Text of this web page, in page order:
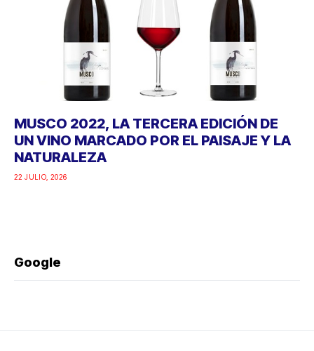
MUSCO 2022, LA TERCERA EDICIÓN DE
UN VINO MARCADO POR EL PAISAJE Y LA
NATURALEZA
22 JULIO, 2026
Google